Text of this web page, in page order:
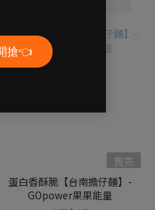
售完
蛋白香酥脆【台南擔仔麵】-
GOpower果果能量